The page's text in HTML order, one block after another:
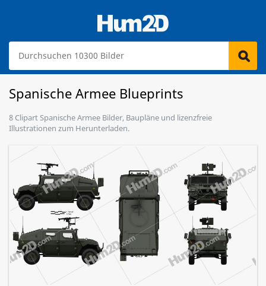
Spanische Armee Blueprints
8 Clipart Spanische Armee Bilder, Baupläne und lizenzfreie
Illustrationen zum Herunterladen.